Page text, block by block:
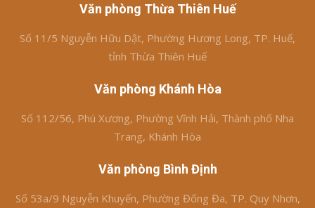
Văn phòng Thừa Thiên Huế
Số 11/5 Nguyễn Hữu Dật, Phường Hương Long, TP. Huế,
tỉnh Thừa Thiên Huế
Văn phòng Khánh Hòa
Số 112/56, Phú Xương, Phường Vĩnh Hải, Thành phố Nha
Trang, Khánh Hòa
Văn phòng Bình Định
Số 53a/9 Nguyễn Khuyến, Phường Đống Đa, TP. Quy Nhơn,